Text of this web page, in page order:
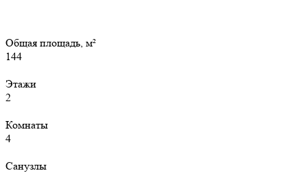
Общая площадь, м²
144
Этажи
2
Комнаты
4
Санузлы